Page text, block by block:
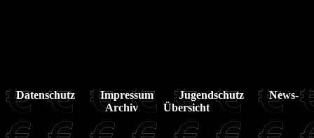
Datenschutz Impressum Jugendschutz
News-
Archiv
Übersicht